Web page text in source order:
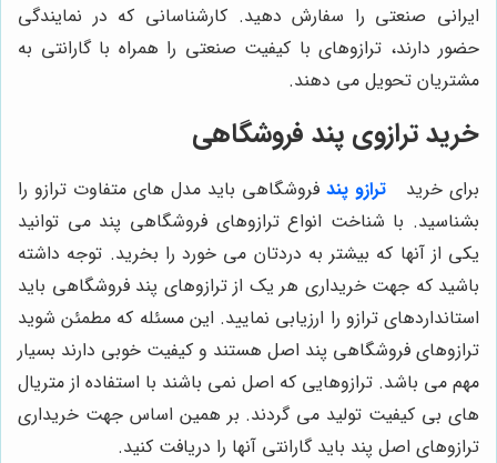
ایرانی صنعتی را سفارش دهید. کارشناسانی که در نمایندگی
حضور دارند، ترازوهای با کیفیت صنعتی را همراه با گارانتی به
مشتریان تحویل می‌ دهند.
خرید ترازوی پند فروشگاهی
برای خرید ترازو پند فروشگاهی باید مدل‌ های متفاوت ترازو را
بشناسید. با شناخت انواع ترازوهای فروشگاهی پند می‌ توانید
یکی از آنها که بیشتر به دردتان می‌ خورد را بخرید. توجه داشته
باشید که جهت خریداری هر یک از ترازوهای پند فروشگاهی باید
استانداردهای ترازو را ارزیابی نمایید. این مسئله که مطمئن شوید
ترازوهای فروشگاهی پند اصل هستند و کیفیت خوبی دارند بسیار
مهم می ‌باشد. ترازوهایی که اصل نمی ‌باشند با استفاده از متریال
‌های بی‌ کیفیت تولید می‌ گردند. بر همین اساس جهت خریداری
ترازوهای اصل پند باید گارانتی آنها را دریافت کنید.